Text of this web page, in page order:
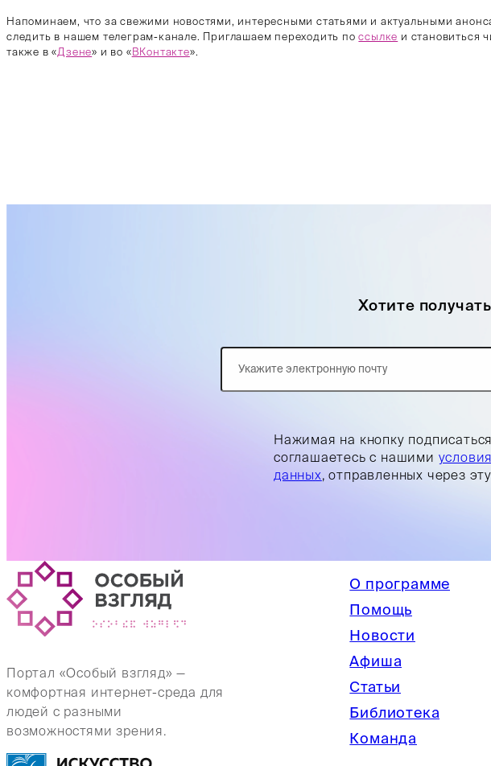
Напоминаем, что за свежими новостями, интересными статьями и актуальными
следить в нашем телеграм-канале. Приглашаем переходить поссылке и становиться
также в «Дзене» и во « ВКонтакте».
Хотите
Нажимая на кнопку
соглашаетесь с нашими
данных , отправленных через
Портал «Особый взгляд» —
комфортная интернет-среда для
людей с разными
возможностями зрения.
О программе
Помощь
Новости
Афиша
Статьи
Библиотека
Команда